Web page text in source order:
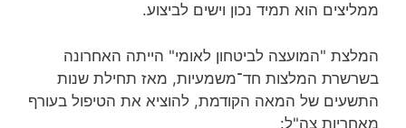
ממליצים הוא תמיד נכון וישים לביצוע.
המלצת "המועצה לביטחון לאומי" הייתה האחרונה
בשרשרת המלצות חד־משמעיות, מאז תחילת שנות
התשעים של המאה הקודמת, להוציא את הטיפול בעורף
מאחריות צה"ל: